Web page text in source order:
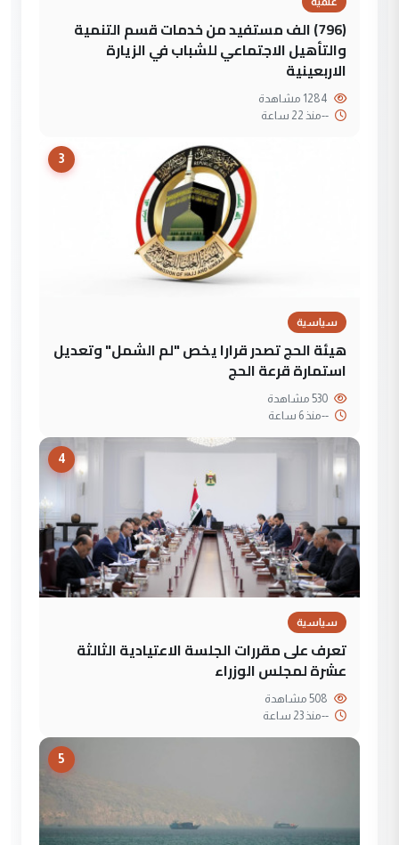
(796) الف مستفيد من خدمات قسم التنمية
والتأهيل الاجتماعي للشباب في الزيارة
الاربعينية
--منذ 22 ساعة
3
سياسية
هيئة الحج تصدر قرارا يخص "لم الشمل" وتعديل
استمارة قرعة الحج
--منذ 6 ساعة
4
سياسية
تعرف على مقررات الجلسة الاعتيادية الثالثة
عشرة لمجلس الوزراء
--منذ 23 ساعة
5